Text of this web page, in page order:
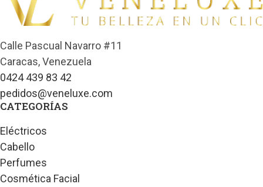
Calle Pascual Navarro #11
Caracas, Venezuela
0424 439 83 42
pedidos@veneluxe.com
CATEGORÍAS
Eléctricos
Cabello
Perfumes
Cosmética Facial